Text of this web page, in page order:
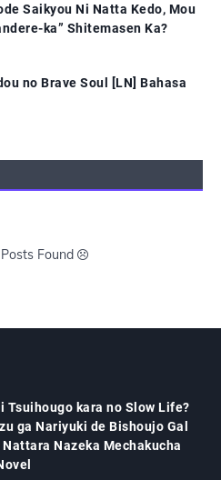
Saikyou Ni Natta Kedo, Mou
ka” Shitemasen Ka?
no Brave Soul [LN] Bahasa
Found
Tsuihougo kara no Slow Life?
ga Nariyuki de Bishoujo Gal
Nazeka Mechakucha